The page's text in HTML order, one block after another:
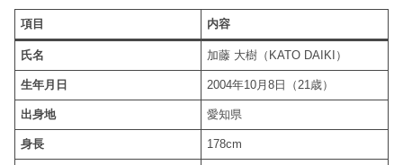
項目 内容
氏名 加藤 大樹（KATO DAIKI）
生年月日 2004年10月8日（21歳）
出身地 愛知県
身長 178cm